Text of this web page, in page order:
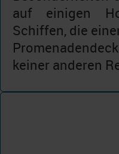
auf einigen
Schiffen, die
keiner anderen